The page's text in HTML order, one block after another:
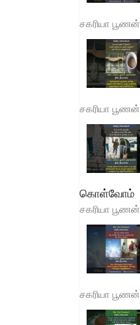
சகரியா பூணன்
சகரியா பூணன்
கொள்வோம்
சகரியா பூணன்
சகரியா பூணன்